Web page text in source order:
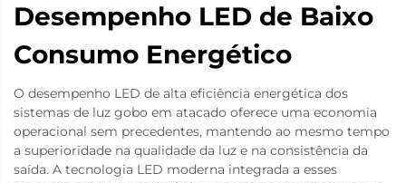
Desempenho LED de Baixo
Consumo Energético
O desempenho LED de alta eficiência energética dos
sistemas de luz gobo em atacado oferece uma economia
operacional sem precedentes, mantendo ao mesmo tempo
a superioridade na qualidade da luz e na consistência da
saída. A tecnologia LED moderna integrada a esses